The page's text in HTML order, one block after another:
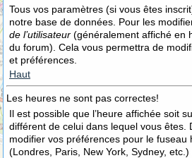
Tous vos paramètres (si vous êtes
notre base de données. Pour les
de l’utilisateur (généralement affiché en
du forum). Cela vous permettra de
et préférences.
Haut
Les heures ne sont pas correctes!
Il est possible que l’heure affichée soit
différent de celui dans lequel vous êtes.
modifier vos préférences pour le fuseau
(Londres, Paris, New York, Sydney,